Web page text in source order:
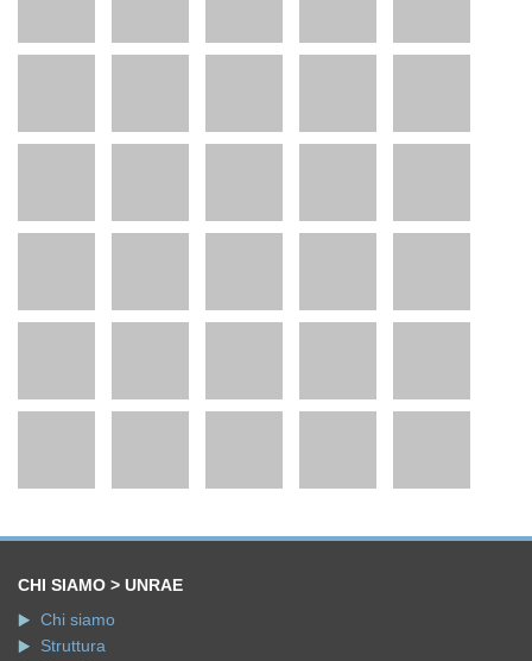
CHI SIAMO > UNRAE
Chi siamo
Struttura